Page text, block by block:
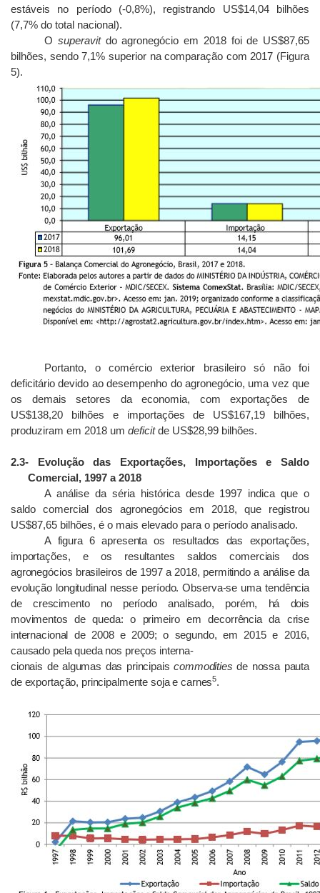
estáveis no período (-0,8%), registrando US$14,04 bilhões
(7,7% do total nacional).
O superavitdo agronegócio em 2018 foi de US$87,65
bilhões, sendo 7,1% superior na comparação com 2017 (Figura
5).
Portanto, o comércio exterior brasileiro só não foi
deficitário devido ao desempenho do agronegócio, uma vez que
os demais setores da economia, com exportações de
US$138,20 bilhões e importações de US$167,19 bilhões,
produziram em 2018 um deficitde US$28,99 bilhões.
2.3- Evolução das Exportações, Importações e Saldo
Comercial, 1997 a 2018
A análise da séria histórica desde 1997 indica que o
saldo comercial dos agronegócios em 2018, que registrou
US$87,65 bilhões, é o mais elevado para o período analisado.
A figura 6 apresenta os resultados das exportações,
importações, e os resultantes saldos comerciais dos
agronegócios brasileiros de 1997 a 2018, permitindo a análise da
evolução longitudinal nesse período. Observa-se uma tendência
de crescimento no período analisado, porém, há dois
movimentos de queda: o primeiro em decorrência da crise
internacional de 2008 e 2009; o segundo, em 2015 e 2016,
causado pela queda nos preços interna-
cionais de algumas das principaiscommodities de nossa pauta
de exportação, principalmente soja e carnes5.